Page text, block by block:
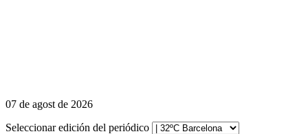
07 de agost de 2026
Seleccionar edición del periódico